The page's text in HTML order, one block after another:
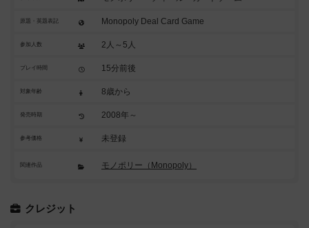
原題・英題表記 Monopoly Deal Card Game
参加人数 2人～5人
プレイ時間 15分前後
対象年齢 8歳から
発売時期 2008年～
参考価格 未登録
関連作品 モノポリー（Monopoly）
クレジット